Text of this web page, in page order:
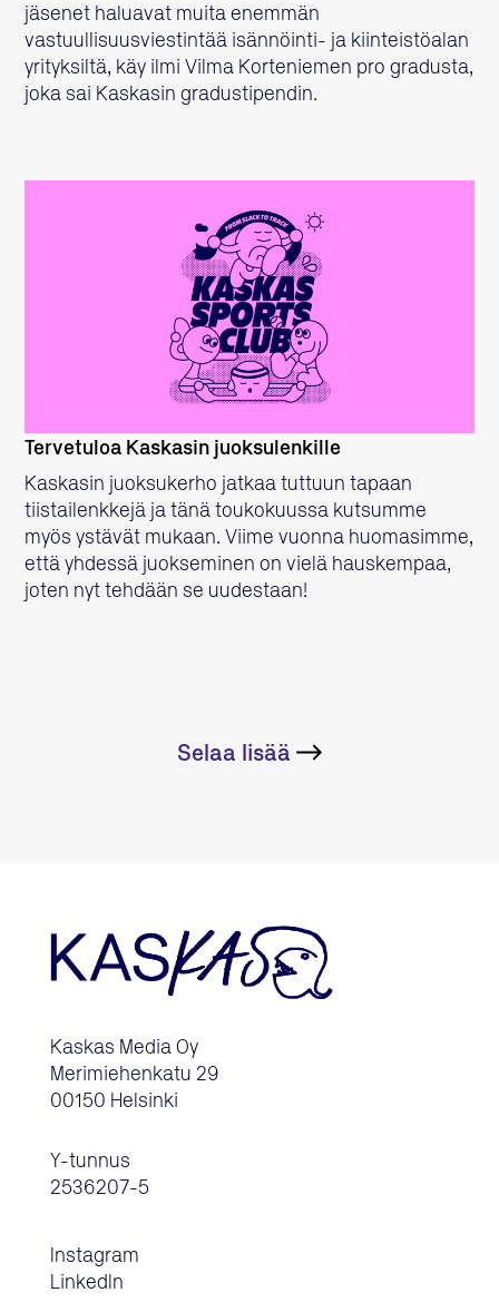
jäsenet haluavat muita enemmän
vastuullisuusviestintää isännöinti- ja kiinteistöalan
yrityksiltä, käy ilmi Vilma Korteniemen pro gradusta,
joka sai Kaskasin gradustipendin.
LUE LISÄÄ
Tervetuloa Kaskasin juoksulenkille
Kaskasin juoksukerho jatkaa tuttuun tapaan
tiistailenkkejä ja tänä toukokuussa kutsumme
myös ystävät mukaan. Viime vuonna huomasimme,
että yhdessä juokseminen on vielä hauskempaa,
joten nyt tehdään se uudestaan!
Selaa lisää
Kaskas Media Oy
Merimiehenkatu 29
00150 Helsinki
Y-tunnus
2536207-5
Instagram
LinkedIn